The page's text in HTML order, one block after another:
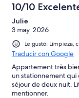
10/10
Julie
3 may. 2026
Le gustó: Limpieza,
Traducir con Google
Appartement très
un stationnement qui
séjour de deux nuit.
mentionner.